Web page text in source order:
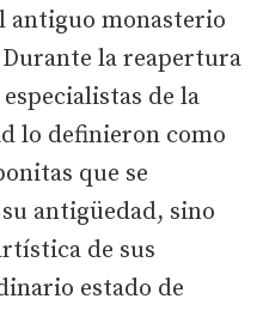
antiguo monasterio
la reapertura
de la
lo definieron como
que se
antigüedad, sino
de sus
estado de